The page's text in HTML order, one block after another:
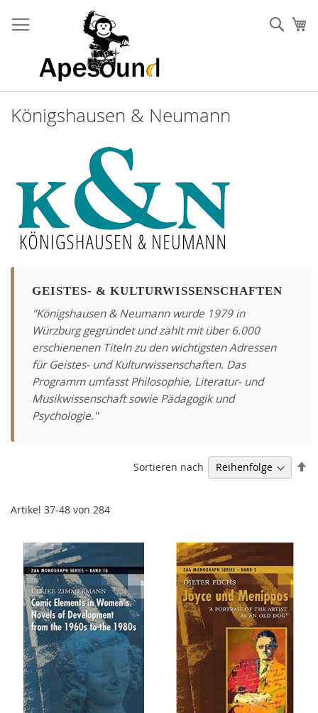
Inhalt
springen
Königshausen & Neumann
GEISTES- & KULTURWISSENSCHAFTEN
"Königshausen & Neumann wurde 1979 in
Würzburg gegründet und zählt mit über 6.000
erschienenen Titeln zu den wichtigsten Adressen
für Geistes- und Kulturwissenschaften. Das
Programm umfasst Philosophie, Literatur- und
Musikwissenschaft sowie Pädagogik und
Psychologie."
Artikel 37-48 von 284
Sortieren nach